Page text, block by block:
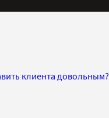
клиента